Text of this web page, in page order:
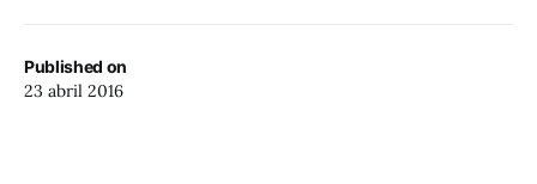
Published on
23 abril 2016